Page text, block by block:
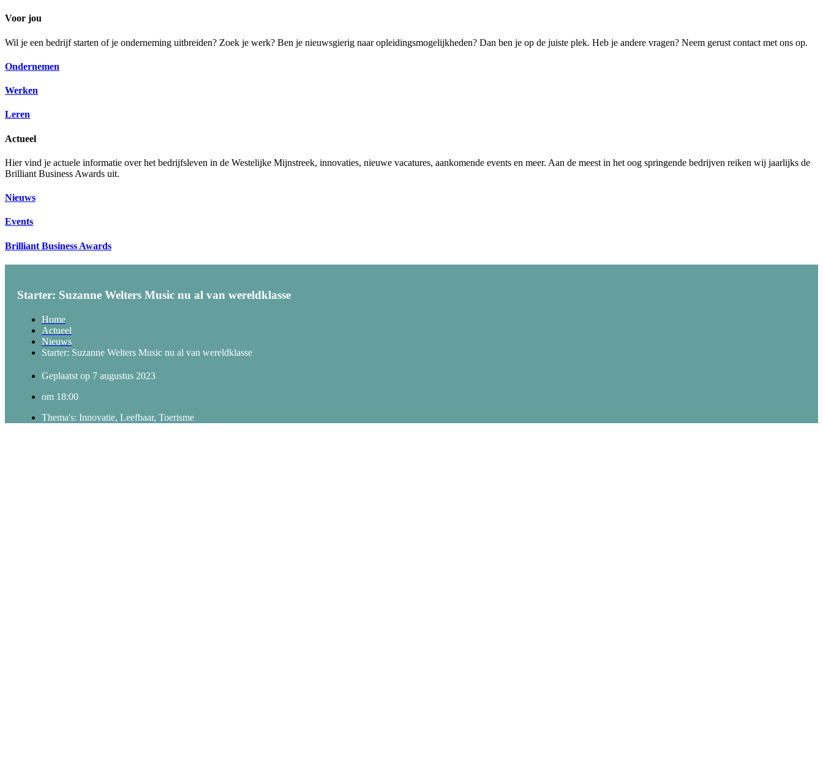
Voor jou
Wil je een bedrijf starten of je onderneming uitbreiden? Zoek je werk? Ben je nieuwsgierig naar opleidingsmogelijkheden? Dan ben je op de juiste plek. Heb je andere vragen? Neem gerust contact met ons op.
Ondernemen
Werken
Leren
Actueel
Hier vind je actuele informatie over het bedrijfsleven in de Westelijke Mijnstreek, innovaties, nieuwe vacatures, aankomende events en meer. Aan de meest in het oog springende bedrijven reiken wij jaarlijks de
Brilliant Business Awards uit.
Nieuws
Events
Brilliant Business Awards
Starter: Suzanne Welters Music nu al van wereldklasse
Home
Actueel
Nieuws
Starter: Suzanne Welters Music nu al van wereldklasse
Geplaatst op 7 augustus 2023
om 18:00
Thema's: Innovatie, Leefbaar, Toerisme